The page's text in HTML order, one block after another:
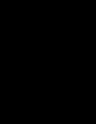
Ktoś inny oddał
na ścianie. Jedna jest
z zabójstwem?